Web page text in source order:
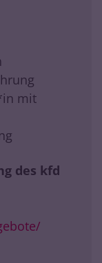
mit
des kfd